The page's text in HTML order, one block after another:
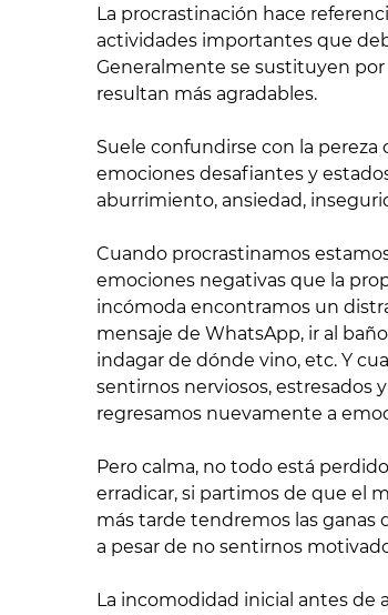
La procrastinación hace
actividades importantes que
Generalmente se sustituyen
resultan más agradables.
Suele confundirse con la
emociones desafiantes y
aburrimiento, ansiedad,
Cuando procrastinamos
emociones negativas que la
incómoda encontramos un
mensaje de WhatsApp, ir al
indagar de dónde vino, etc. Y
sentirnos nerviosos, estresados
regresamos nuevamente a
Pero calma, no todo está
erradicar, si partimos de que el
más tarde tendremos las ganas
a pesar de no sentirnos
La incomodidad inicial antes de